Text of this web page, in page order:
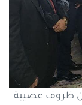
ظروف عصيبة